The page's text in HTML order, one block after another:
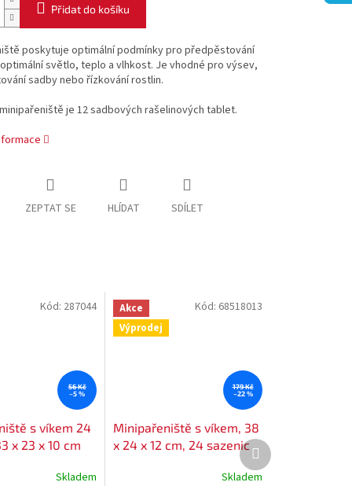
Přidat do košíku
poskytuje optimální podmínky pro předpěstování
světlo, teplo a vlhkost. Je vhodné pro výsev,
sadby nebo řízkování rostlin.
je 12 sadbových rašelinových tablet.
ZEPTAT SE HLÍDAT SDÍLET
56 Kč
–5 %
s víkem 24
x 23 x 10 cm
Skladem
Kód: 287044
Akce
Výprodej
179 Kč
–22 %
Minipařeniště s víkem, 38
x 24 x 12 cm, 24 sazenic
Skladem
Kód: 68518013
Další
produkt